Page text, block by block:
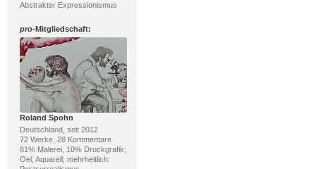
Abstrakter Expressionismus
pro-Mitgliedschaft:
Roland Spohn
Deutschland, seit 2012
72 Werke, 28 Kommentare
81% Malerei, 10% Druckgrafik;
Oel, Aquarell; mehrheitlich: